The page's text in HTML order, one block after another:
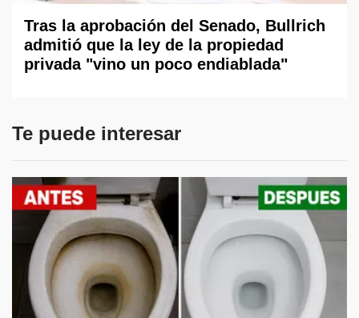
Tras la aprobación del Senado, Bullrich
admitió que la ley de la propiedad
privada "vino un poco endiablada"
Te puede interesar